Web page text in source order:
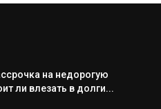
на недорогую
ли влезать в долги...